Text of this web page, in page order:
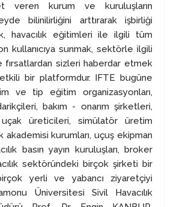
veren kurum ve kuruluşların
bilinilirliğini arttırarak işbirliği
havacılık eğitimleri ile ilgili tüm
kullanıcıya sunmak, sektörle ilgili
sizleri haberdar etmek
bir platformdur. IFTE bugüne
ve tip eğitim organizasyonları,
bakım - onarım şirketleri,
üreticileri, simülatör üretim
akademisi kurumları, uçuş ekipman
basın yayın kuruluşları, broker
sektöründeki birçok şirketi bir
yerli ve yabancı ziyaretçiyi
Üniversitesi Sivil Havacılık